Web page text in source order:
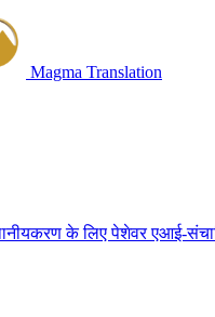
Magma Translation
के लिए पेशेवर एआई-